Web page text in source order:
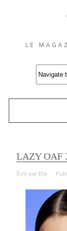
LE
LAZY OAF
Écrit par Elie